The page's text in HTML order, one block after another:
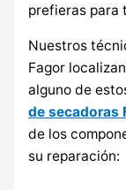
prefieras para
Nuestros
Fagor
alguno de
de secadoras
de los
su reparación: